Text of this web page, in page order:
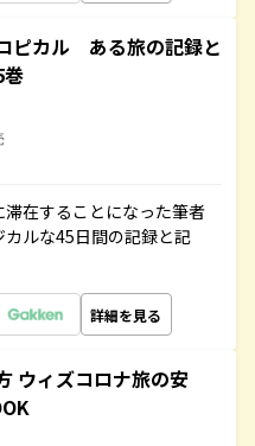
ピカル ある旅の記録と
在することになった筆者
ルな45日間の記録と記
詳細を見る
ウィズコロナ旅の安